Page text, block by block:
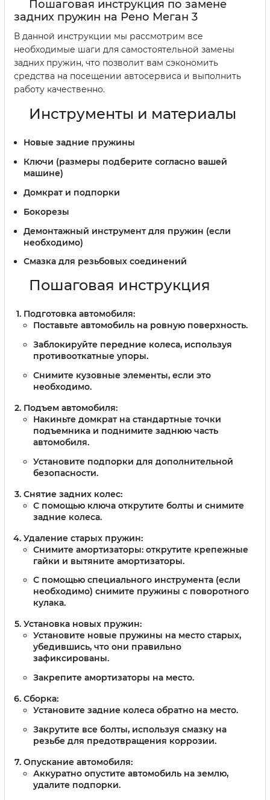
Пошаговая инструкция по замене
задних пружин на Рено Меган 3
В данной инструкции мы рассмотрим все
необходимые шаги для самостоятельной замены
задних пружин, что позволит вам сэкономить
средства на посещении автосервиса и выполнить
работу качественно.
Инструменты и материалы
Новые задние пружины
Ключи (размеры подберите согласно вашей
машине)
Домкрат и подпорки
Бокорезы
Демонтажный инструмент для пружин (если
необходимо)
Смазка для резьбовых соединений
Пошаговая инструкция
Подготовка автомобиля:
Поставьте автомобиль на ровную поверхность.
Заблокируйте передние колеса, используя
противооткатные упоры.
Снимите кузовные элементы, если это
необходимо.
Подъем автомобиля:
Накиньте домкрат на стандартные точки
подъемника и поднимите заднюю часть
автомобиля.
Установите подпорки для дополнительной
безопасности.
Снятие задних колес:
С помощью ключа открутите болты и снимите
задние колеса.
Удаление старых пружин:
Снимите амортизаторы: открутите крепежные
гайки и вытяните амортизаторы.
С помощью специального инструмента (если
необходимо) снимите пружины с поворотного
кулака.
Установка новых пружин:
Установите новые пружины на место старых,
убедившись, что они правильно
зафиксированы.
Закрепите амортизаторы на место.
Сборка:
Установите задние колеса обратно на место.
Закрутите все болты, используя смазку на
резьбе для предотвращения коррозии.
Опускание автомобиля:
Аккуратно опустите автомобиль на землю,
удалите подпорки.